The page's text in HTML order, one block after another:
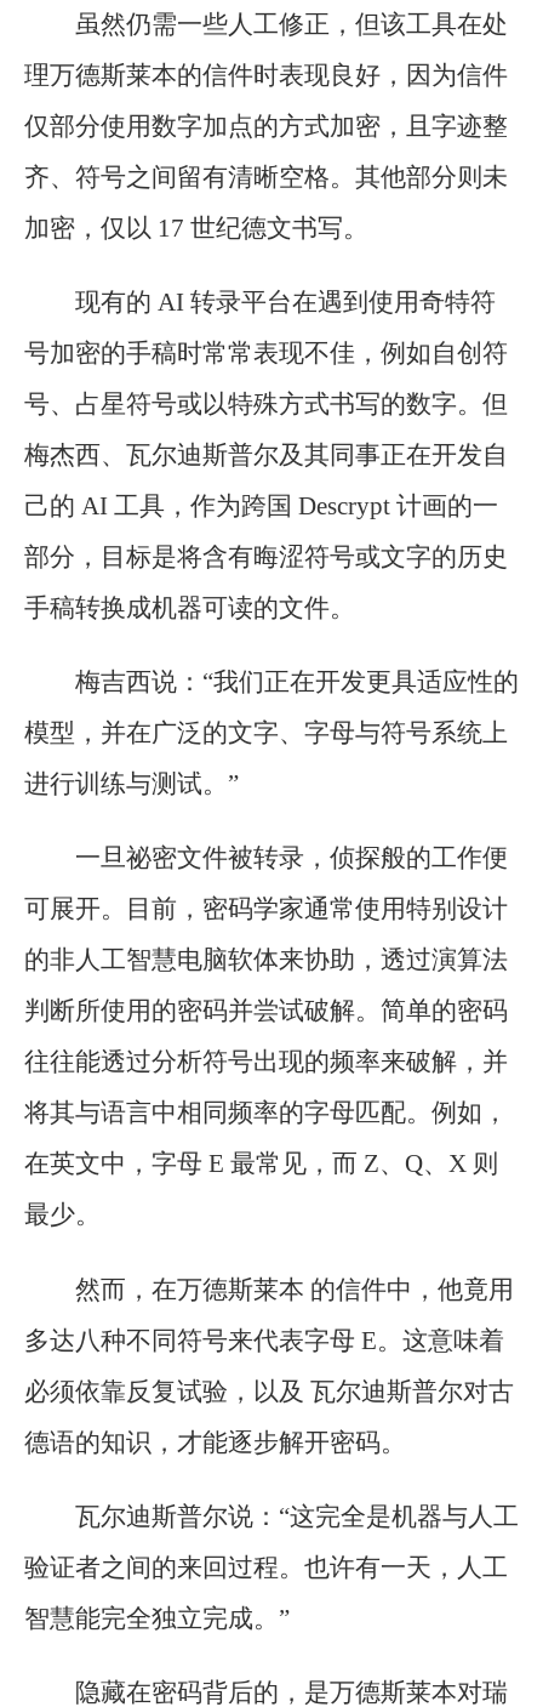
虽然仍需一些人工修正，但该工具在处
理万德斯莱本的信件时表现良好，因为信件
仅部分使用数字加点的方式加密，且字迹整
齐、符号之间留有清晰空格。其他部分则未
加密，仅以 17 世纪德文书写。
现有的 AI 转录平台在遇到使用奇特符
号加密的手稿时常常表现不佳，例如自创符
号、占星符号或以特殊方式书写的数字。但
梅杰西、瓦尔迪斯普尔及其同事正在开发自
己的 AI 工具，作为跨国 Descrypt 计画的一
部分，目标是将含有晦涩符号或文字的历史
手稿转换成机器可读的文件。
梅吉西说：“我们正在开发更具适应性的
模型，并在广泛的文字、字母与符号系统上
进行训练与测试。”
一旦祕密文件被转录，侦探般的工作便
可展开。目前，密码学家通常使用特别设计
的非人工智慧电脑软体来协助，透过演算法
判断所使用的密码并尝试破解。简单的密码
往往能透过分析符号出现的频率来破解，并
将其与语言中相同频率的字母匹配。例如，
在英文中，字母 E 最常见，而 Z、Q、X 则
最少。
然而，在万德斯莱本 的信件中，他竟用
多达八种不同符号来代表字母 E。这意味着
必须依靠反复试验，以及 瓦尔迪斯普尔对古
德语的知识，才能逐步解开密码。
瓦尔迪斯普尔说：“这完全是机器与人工
验证者之间的来回过程。也许有一天，人工
智慧能完全独立完成。”
隐藏在密码背后的，是万德斯莱本对瑞